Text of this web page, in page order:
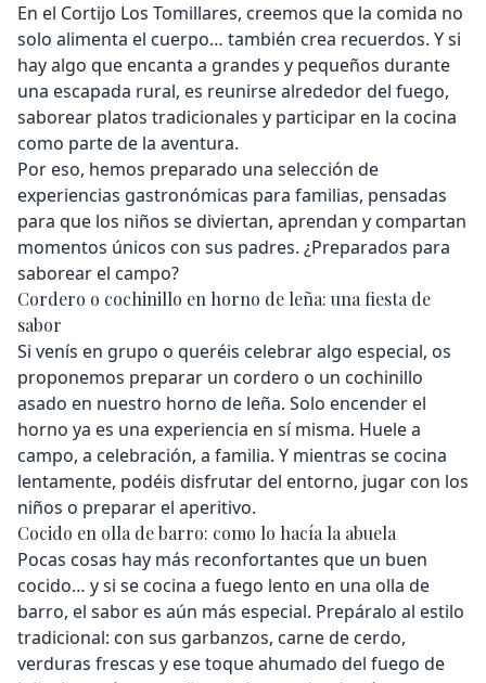
En el Cortijo Los Tomillares, creemos que la comida no
solo alimenta el cuerpo… también crea recuerdos. Y si
hay algo que encanta a grandes y pequeños durante
una escapada rural, es reunirse alrededor del fuego,
saborear platos tradicionales y participar en la cocina
como parte de la aventura.
Por eso, hemos preparado una selección de
experiencias gastronómicas para familias, pensadas
para que los niños se diviertan, aprendan y compartan
momentos únicos con sus padres. ¿Preparados para
saborear el campo?
Cordero o cochinillo en horno de leña: una fiesta de
sabor
Si venís en grupo o queréis celebrar algo especial, os
proponemos preparar un cordero o un cochinillo
asado en nuestro horno de leña. Solo encender el
horno ya es una experiencia en sí misma. Huele a
campo, a celebración, a familia. Y mientras se cocina
lentamente, podéis disfrutar del entorno, jugar con los
niños o preparar el aperitivo.
Cocido en olla de barro: como lo hacía la abuela
Pocas cosas hay más reconfortantes que un buen
cocido… y si se cocina a fuego lento en una olla de
barro, el sabor es aún más especial. Prepáralo al estilo
tradicional: con sus garbanzos, carne de cerdo,
verduras frescas y ese toque ahumado del fuego de